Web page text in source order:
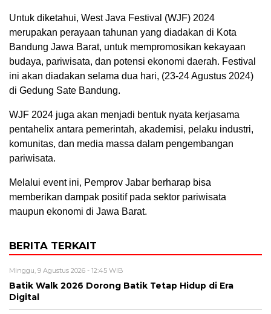
Untuk diketahui, West Java Festival (WJF) 2024
merupakan perayaan tahunan yang diadakan di Kota
Bandung Jawa Barat, untuk mempromosikan kekayaan
budaya, pariwisata, dan potensi ekonomi daerah. Festival
ini akan diadakan selama dua hari, (23-24 Agustus 2024)
di Gedung Sate Bandung.
WJF 2024 juga akan menjadi bentuk nyata kerjasama
pentahelix antara pemerintah, akademisi, pelaku industri,
komunitas, dan media massa dalam pengembangan
pariwisata.
Melalui event ini, Pemprov Jabar berharap bisa
memberikan dampak positif pada sektor pariwisata
maupun ekonomi di Jawa Barat.
BERITA TERKAIT
Minggu, 9 Agustus 2026 - 12:45 WIB
Batik Walk 2026 Dorong Batik Tetap Hidup di Era
Digital